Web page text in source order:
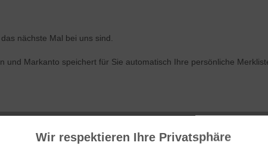
nächste Mal bei uns sind.
und Markanto speichert für Sie automatisch Ihre persönliche
Wir respektieren Ihre Privatsphäre